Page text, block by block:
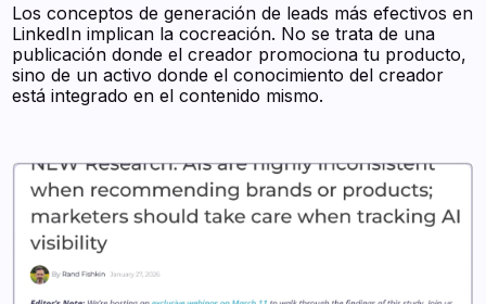
Los conceptos de generación de leads más efectivos en
LinkedIn implican la cocreación. No se trata de una
publicación donde el creador promociona tu producto,
sino de un activo donde el conocimiento del creador
está integrado en el contenido mismo.